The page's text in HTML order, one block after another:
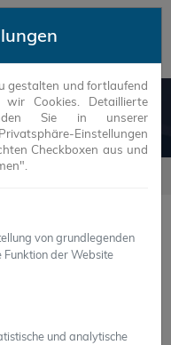
gestalten und fortlaufend
wir Cookies. Detaillierte
Sie in unserer
Einstellungen
Checkboxen aus und
von grundlegenden
Funktion der Website
und analytische
15